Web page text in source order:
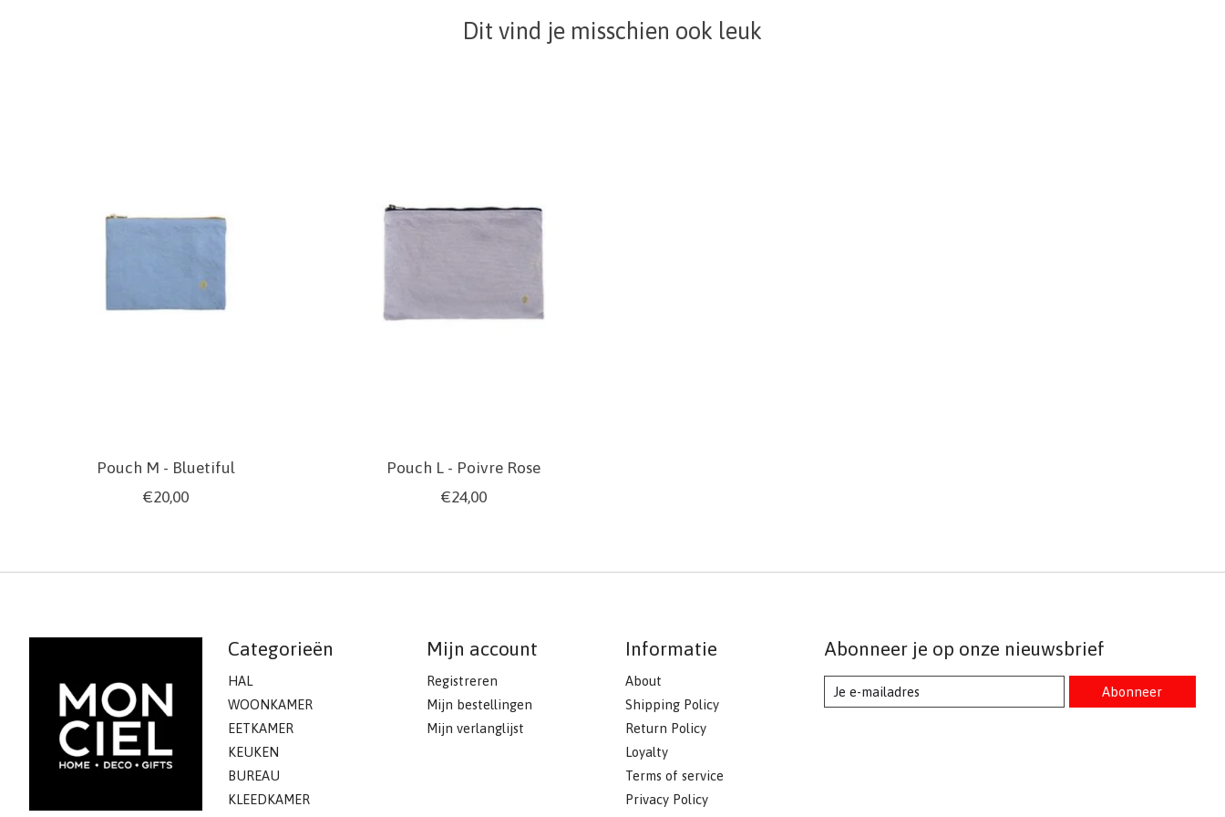
Dit vind je misschien ook leuk
Pouch M - Bluetiful
€20,00
Pouch L - Poivre Rose
€24,00
Categorieën
HAL
WOONKAMER
EETKAMER
KEUKEN
BUREAU
KLEEDKAMER
Mijn account
Registreren
Mijn bestellingen
Mijn verlanglijst
Informatie
About
Shipping Policy
Return Policy
Loyalty
Terms of service
Privacy Policy
Abonneer je op onze nieuwsbrief
Abonneer